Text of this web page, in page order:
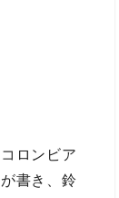
コロンビア
が書き、鈴